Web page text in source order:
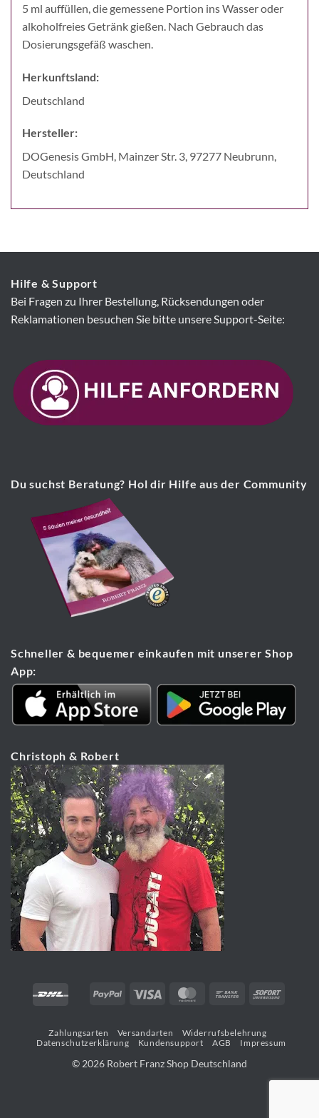
5 ml auffüllen, die gemessene Portion ins Wasser oder
alkoholfreies Getränk gießen. Nach Gebrauch das
Dosierungsgefäß waschen.
Herkunftsland:
Deutschland
Hersteller:
DOGenesis GmbH, Mainzer Str. 3, 97277 Neubrunn,
Deutschland
Hilfe & Support
Bei Fragen zu Ihrer Bestellung, Rücksendungen oder
Reklamationen besuchen Sie bitte unsere Support-Seite:
Du suchst Beratung? Hol dir Hilfe aus der Community
Schneller & bequemer einkaufen mit unserer Shop
App:
Christoph & Robert
PayPal Visa MasterCardBank
Sofort
Zahlungsarten Versandarten
Widerrufsbelehrung
Datenschutzerklärung
Kundensupport AGB Impressum
© 2026 Robert Franz Shop Deutschland